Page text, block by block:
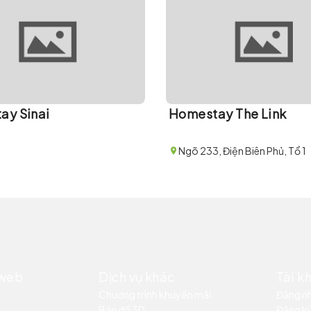
Sinai Homestay The Link
Ngõ 233, Điện Biên Phủ, Tổ 1